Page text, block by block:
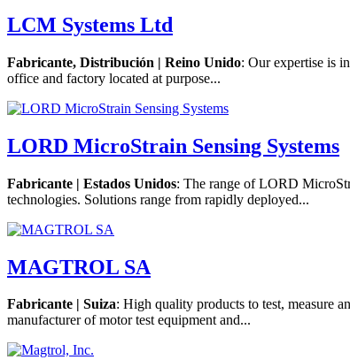
LCM Systems Ltd
Fabricante, Distribución | Reino Unido: Our expertise is
office and factory located at purpose...
LORD MicroStrain Sensing Systems
Fabricante | Estados Unidos: The range of LORD
technologies. Solutions range from rapidly deployed...
MAGTROL SA
Fabricante | Suiza: High quality products to test, measure
manufacturer of motor test equipment and...